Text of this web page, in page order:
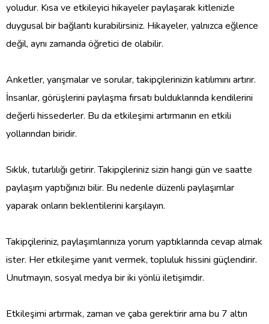
yoludur. Kısa ve etkileyici hikayeler paylaşarak kitlenizle
duygusal bir bağlantı kurabilirsiniz. Hikayeler, yalnızca eğlence
değil, aynı zamanda öğretici de olabilir.
Anketler, yarışmalar ve sorular, takipçilerinizin katılımını artırır.
İnsanlar, görüşlerini paylaşma fırsatı bulduklarında kendilerini
değerli hissederler. Bu da etkileşimi artırmanın en etkili
yollarından biridir.
Sıklık, tutarlılığı getirir. Takipçileriniz sizin hangi gün ve saatte
paylaşım yaptığınızı bilir. Bu nedenle düzenli paylaşımlar
yaparak onların beklentilerini karşılayın.
Takipçileriniz, paylaşımlarınıza yorum yaptıklarında cevap almak
ister. Her etkileşime yanıt vermek, topluluk hissini güçlendirir.
Unutmayın, sosyal medya bir iki yönlü iletişimdir.
Etkileşimi artırmak, zaman ve çaba gerektirir ama bu 7 altın